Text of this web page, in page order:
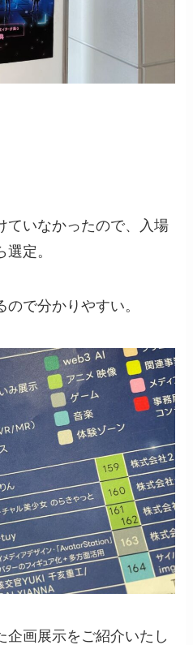
ていなかったので、入場
定。
で分かりやすい。
企画展示をご紹介いたし